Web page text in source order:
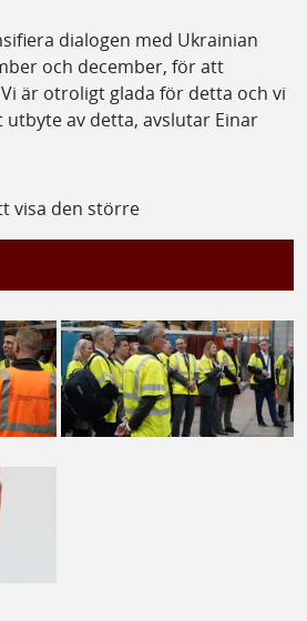
dialogen med Ukrainian
och december, för att
är otroligt glada för detta och vi
av detta, avslutar Einar
visa den större